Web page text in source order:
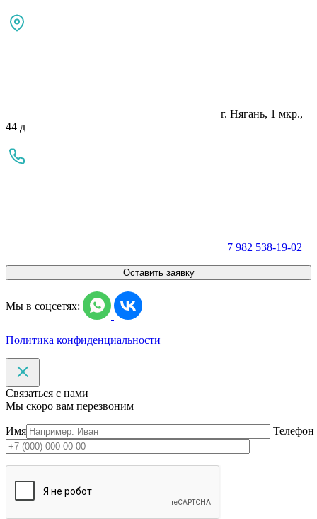
г. Нягань, 1 мкр.,
44 д
+7 982 538-19-02
Оставить заявку
Мы в соцсетях:
Политика конфиденциальности
Связаться с нами
Мы скоро вам перезвоним
Имя Телефон